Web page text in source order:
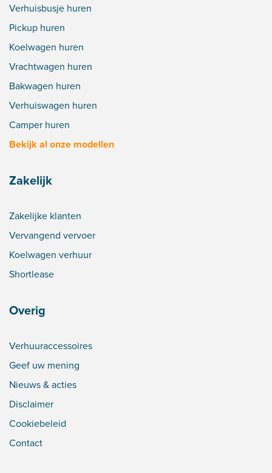
Verhuisbusje huren
Pickup huren
Koelwagen huren
Vrachtwagen huren
Bakwagen huren
Verhuiswagen huren
Camper huren
Bekijk al onze modellen
Zakelijk
Zakelijke klanten
Vervangend vervoer
Koelwagen verhuur
Shortlease
Overig
Verhuuraccessoires
Geef uw mening
Nieuws & acties
Disclaimer
Cookiebeleid
Contact